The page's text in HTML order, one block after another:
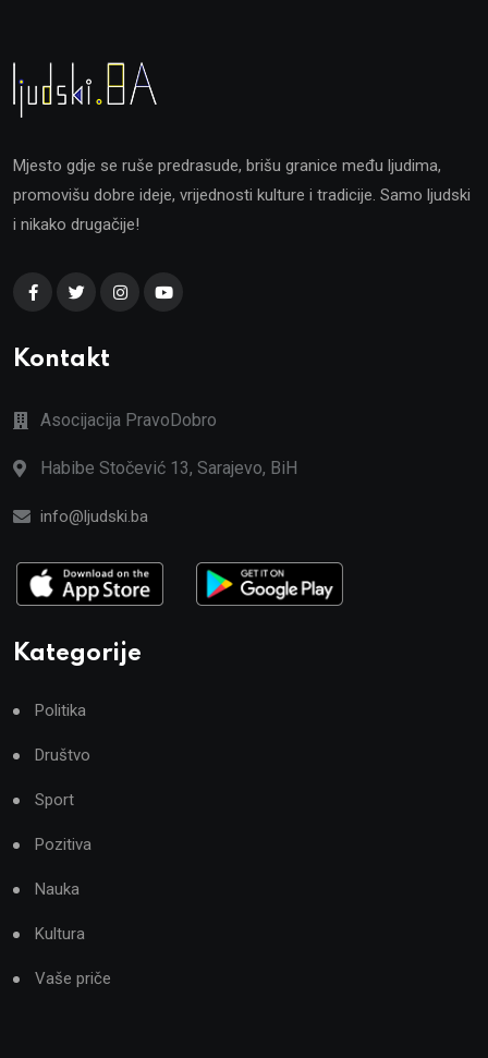
Mjesto gdje se ruše predrasude, brišu granice među ljudima,
promovišu dobre ideje, vrijednosti kulture i tradicije. Samo ljudski
i nikako drugačije!
Kontakt
Asocijacija PravoDobro
Habibe Stočević 13, Sarajevo, BiH
info@ljudski.ba
Kategorije
Politika
Društvo
Sport
Pozitiva
Nauka
Kultura
Vaše priče